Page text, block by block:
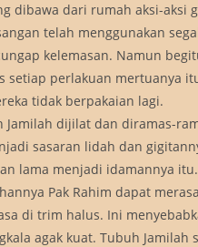
dibawa dari rumah aksi-aksi
telah menggunakan
kelemasan. Namun
setiap perlakuan mertuanya
tidak berpakaian lagi.
Jamilah dijilat dan diramas-
sasaran lidah dan
lama menjadi idamannya itu.
Pak Rahim dapat
di trim halus. Ini
agak kuat. Tubuh